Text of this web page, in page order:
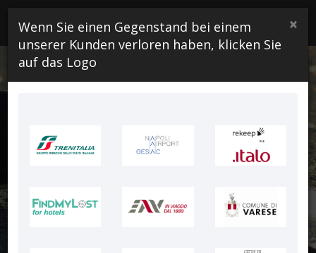
NEVER LOST BUT FOUND DAILY
Erhalten Sie Ihre
Wertsache zurück
oder geben Sie
Fundgegenstand
×
Wenn Sie einen Gegenstand bei einem
unserer Kunden verloren haben, klicken Sie
auf das Logo